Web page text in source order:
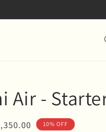
Air -
10% OFF